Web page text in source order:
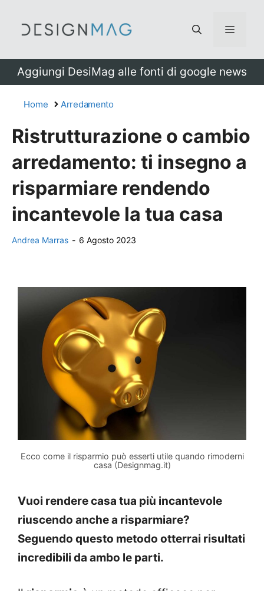
Menu
Aggiungi DesiMag alle fonti di google news
Home Arredamento
Ristrutturazione o cambio
arredamento: ti insegno a
risparmiare rendendo
incantevole la tua casa
Andrea Marras - 6 Agosto 2023
Ecco come il risparmio può esserti utile quando rimoderni
casa (Designmag.it)
Vuoi rendere casa tua più incantevole
riuscendo anche a risparmiare?
Seguendo questo metodo otterrai risultati
incredibili da ambo le parti.